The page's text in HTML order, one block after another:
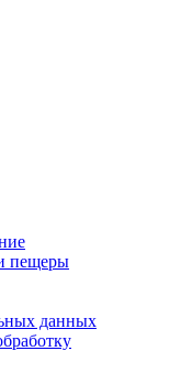
пещеры
данных